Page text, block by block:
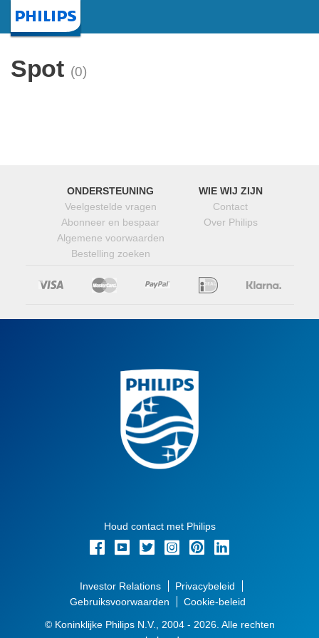
Spot (0)
ONDERSTEUNING
Veelgestelde vragen
Abonneer en bespaar
Algemene voorwaarden
Bestelling zoeken
WIE WIJ ZIJN
Contact
Over Philips
Houd contact met Philips
Investor Relations
Privacybeleid
Gebruiksvoorwaarden
Cookie-beleid
© Koninklijke Philips N.V., 2004 - 2026. Alle rechten